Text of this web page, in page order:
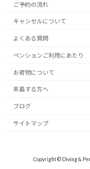
ご予約の流れ
キャンセルについて
よくある質問
ペンションご利用にあたり
お荷物について
来島する方へ
ブログ
サイトマップ
Copyright © Diving &